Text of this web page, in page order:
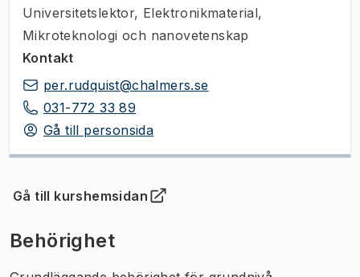
Universitetslektor, Elektronikmaterial,
Mikroteknologi och nanovetenskap
Kontakt
per.rudquist@chalmers.se
031-772 33 89
Gå till personsida
Gå till kurshemsidan
(Öppnas i ny flik)
Behörighet